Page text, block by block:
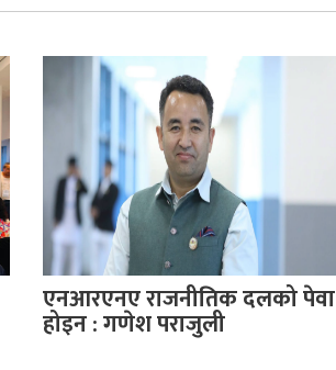
एनआरएनए राजनीतिक दलको पेवा
होइन : गणेश पराजुली